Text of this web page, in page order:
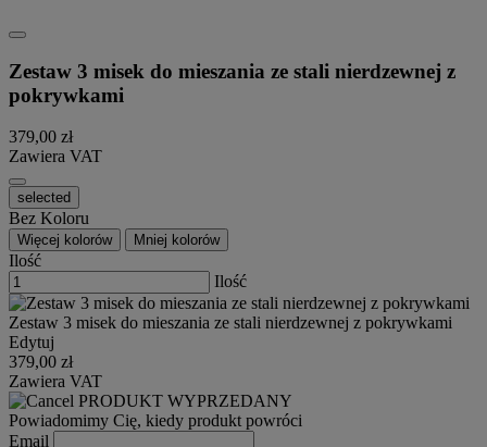
Zestaw 3 misek do mieszania ze stali nierdzewnej z
pokrywkami
379,00 zł
Zawiera VAT
selected
Bez Koloru
Więcej kolorów Mniej kolorów
Ilość
Ilość
Zestaw 3 misek do mieszania ze stali nierdzewnej z pokrywkami
Edytuj
379,00 zł
Zawiera VAT
PRODUKT WYPRZEDANY
Powiadomimy Cię, kiedy produkt powróci
Email